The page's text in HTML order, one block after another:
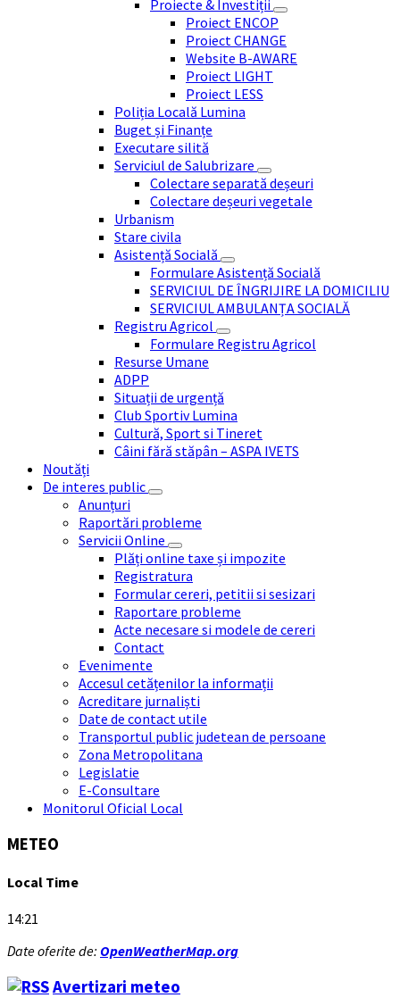
Proiecte & Investiții
Proiect ENCOP
Proiect CHANGE
Website B-AWARE
Proiect LIGHT
Proiect LESS
Poliția Locală Lumina
Buget și Finanțe
Executare silită
Serviciul de Salubrizare
Colectare separată deșeuri
Colectare deșeuri vegetale
Urbanism
Stare civila
Asistență Socială
Formulare Asistență Socială
SERVICIUL DE ÎNGRIJIRE LA DOMICILIU
SERVICIUL AMBULANȚA SOCIALĂ
Registru Agricol
Formulare Registru Agricol
Resurse Umane
ADPP
Situații de urgență
Club Sportiv Lumina
Cultură, Sport si Tineret
Câini fără stăpân – ASPA IVETS
Noutăți
De interes public
Anunțuri
Raportări probleme
Servicii Online
Plăți online taxe și impozite
Registratura
Formular cereri, petitii si sesizari
Raportare probleme
Acte necesare si modele de cereri
Contact
Evenimente
Accesul cetățenilor la informații
Acreditare jurnaliști
Date de contact utile
Transportul public judetean de persoane
Zona Metropolitana
Legislatie
E-Consultare
Monitorul Oficial Local
METEO
Local Time
14:21
Date oferite de: OpenWeatherMap.org
Avertizari meteo